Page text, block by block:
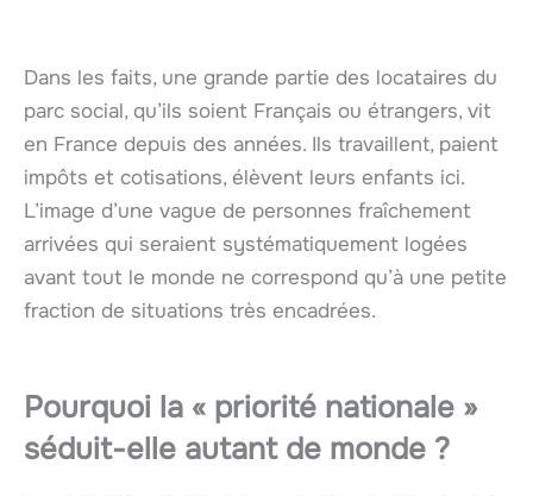
Dans les faits, une grande partie des locataires du
parc social, qu’ils soient Français ou étrangers, vit
en France depuis des années. Ils travaillent, paient
impôts et cotisations, élèvent leurs enfants ici.
L’image d’une vague de personnes fraîchement
arrivées qui seraient systématiquement logées
avant tout le monde ne correspond qu’à une petite
fraction de situations très encadrées.
Pourquoi la « priorité nationale »
séduit-elle autant de monde ?